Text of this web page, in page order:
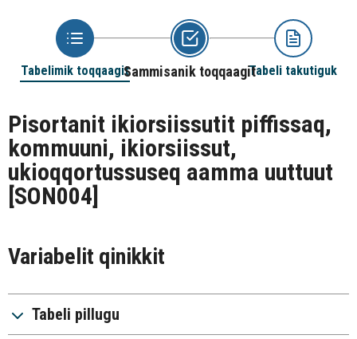
Tabelimik toqqaagitSammisanik toqqaagitTabeli takutiguk
Pisortanit ikiorsiissutit piffissaq,
kommuuni, ikiorsiissut,
ukioqqortussuseq aamma uuttuut
[SON004]
Variabelit qinikkit
Tabeli pillugu